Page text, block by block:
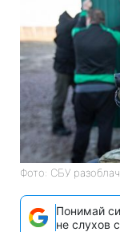
Фото: СБУ
Понимай
не слухов с